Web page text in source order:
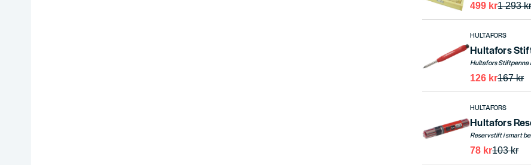
1 293
499 kr
HULTAFORS
Hultafors
167 kr
126 kr
HULTAFORS
Hultafors
103 kr
78 kr